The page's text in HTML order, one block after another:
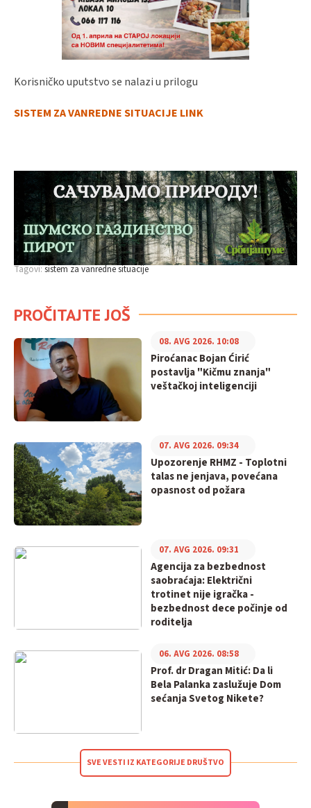
Korisničko uputstvo se nalazi u prilogu
SISTEM ZA VANREDNE SITUACIJE LINK
Tagovi:sistem za vanredne situacije
PROČITAJTE JOŠ
Piroćanac Bojan Ćirić
postavlja "Kičmu znanja"
veštačkoj inteligenciji
08. AVG 2026. 10:08
Upozorenje RHMZ - Toplotni
talas ne jenjava, povećana
opasnost od požara
07. AVG 2026. 09:34
Agencija za bezbednost
saobraćaja: Električni
trotinet nije igračka -
bezbednost dece počinje od
roditelja
07. AVG 2026. 09:31
Prof. dr Dragan Mitić: Da li
Bela Palanka zaslužuje Dom
sećanja Svetog Nikete?
06. AVG 2026. 08:58
SVE VESTI IZ KATEGORIJE DRUŠTVO